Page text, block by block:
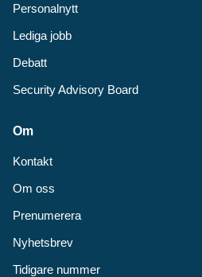
Personalnytt
Lediga jobb
Debatt
Security Advisory Board
Om
Kontakt
Om oss
Prenumerera
Nyhetsbrev
Tidigare nummer